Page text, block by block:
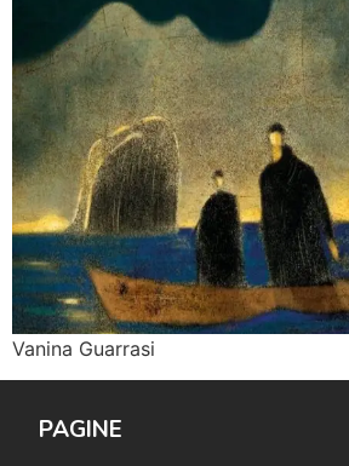
Vanina Guarrasi
PAGINE